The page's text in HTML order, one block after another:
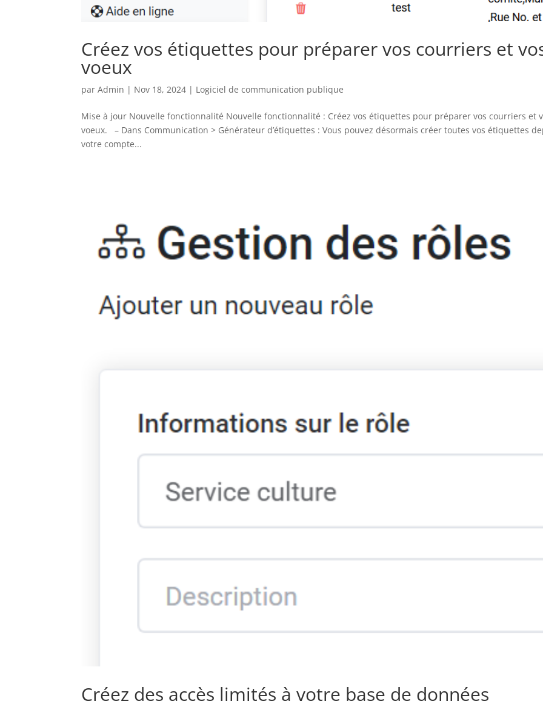
Créez vos étiquettes pour préparer vos courriers et
voeux
parAdmin | Nov 18, 2024 | Logiciel de communication publique
Mise à jour Nouvelle fonctionnalité Nouvelle fonctionnalité : Créez vos étiquettes pour préparer vos courriers et
voeux. – Dans Communication > Générateur d’étiquettes : Vous pouvez désormais créer toutes vos étiquettes
votre compte...
Créez des accès limités à votre base de données